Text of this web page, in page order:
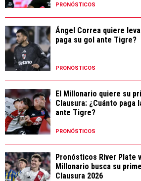
PRONÓSTICOS
Ángel Correa quiere
paga su gol ante Tigre?
PRONÓSTICOS
El Millonario quiere su
Clausura: ¿Cuánto paga
ante Tigre?
PRONÓSTICOS
Pronósticos River Plate
Millonario busca su
Clausura 2026